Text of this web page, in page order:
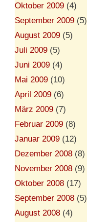
Oktober 2009 (4)
September 2009 (5)
August 2009 (5)
Juli 2009 (5)
Juni 2009 (4)
Mai 2009 (10)
April 2009 (6)
März 2009 (7)
Februar 2009 (8)
Januar 2009 (12)
Dezember 2008 (8)
November 2008 (9)
Oktober 2008 (17)
September 2008 (5)
August 2008 (4)